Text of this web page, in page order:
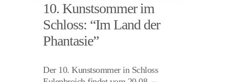
10. Kunstsommer im
Schloss: “Im Land der
Phantasie”
Der 10. Kunstsommer in Schloss